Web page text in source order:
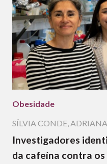
Obesidade
SÍLVIA CONDE,
Investigadores
da cafeína contra